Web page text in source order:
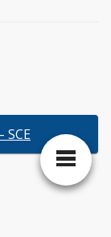
SCE